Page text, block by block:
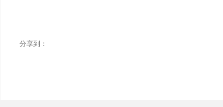
分享到：